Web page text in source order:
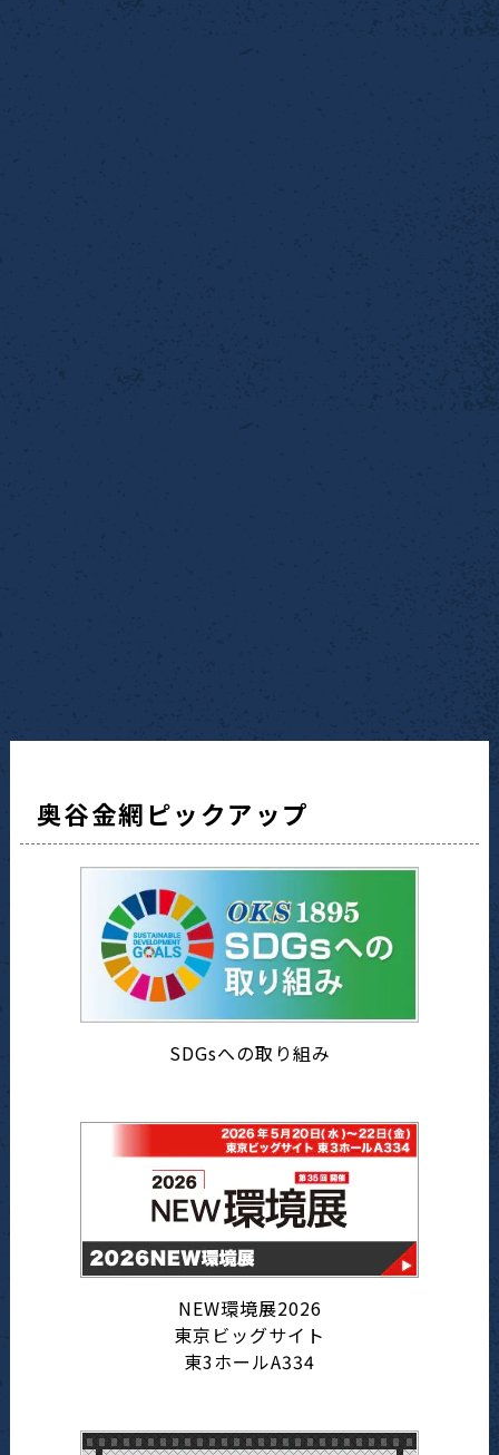
奥谷金網ピックアップ
SDGsへの取り組み
NEW環境展2026
東京ビッグサイト
東3ホールA334